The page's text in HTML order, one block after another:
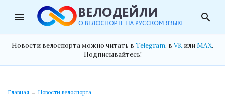
menu search
Новости велоспорта можно читать в Telegram, в VK илиMAX.
Подписывайтесь!
Главная → Новости велоспорта